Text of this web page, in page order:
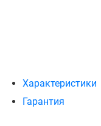
Характеристики
Гарантия